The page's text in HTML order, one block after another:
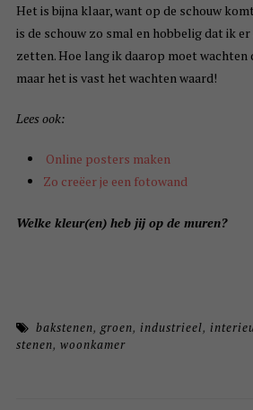
Het is bijna klaar, want op de schouw
is de schouw zo smal en hobbelig dat ik
zetten. Hoe lang ik daarop moet wachten
maar het is vast het wachten waard!
Lees ook:
Online posters maken
Zo creëer je een fotowand
Welke kleur(en) heb jij op de muren?
bakstenen,groen, industrieel,
stenen, woonkamer